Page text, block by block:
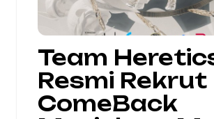
Team
Resmi Rekrut
ComeBack